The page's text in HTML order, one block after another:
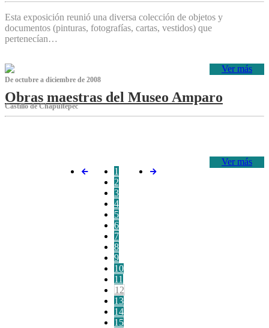
Esta exposición reunió una diversa colección de objetos y
documentos (pinturas, fotografías, cartas, vestidos) que
pertenecían…
Ver más
De octubre a diciembre de 2008
Obras maestras del Museo Amparo
Castillo de Chapultepec
Ver más
1
2
3
4
5
6
7
8
9
10
11
12
13
14
15